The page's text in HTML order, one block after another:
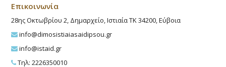
Επικοινωνία
28ης Οκτωβρίου 2, Δημαρχείο, Ιστιαία ΤΚ 34200, Εύβοια
info@dimosistiaiasaidipsou.gr
info@istaid.gr
Τηλ: 2226350010